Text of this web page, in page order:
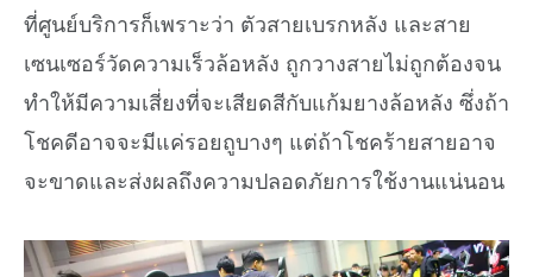
ที่ศูนย์บริการก็เพราะว่า ตัวสายเบรกหลัง และสาย
เซนเซอร์วัดความเร็วล้อหลัง ถูกวางสายไม่ถูกต้องจน
ทำให้มีความเสี่ยงที่จะเสียดสีกับแก้มยางล้อหลัง ซึ่งถ้า
โชคดีอาจจะมีแค่รอยถูบางๆ แต่ถ้าโชคร้ายสายอาจ
จะขาดและส่งผลถึงความปลอดภัยการใช้งานแน่นอน